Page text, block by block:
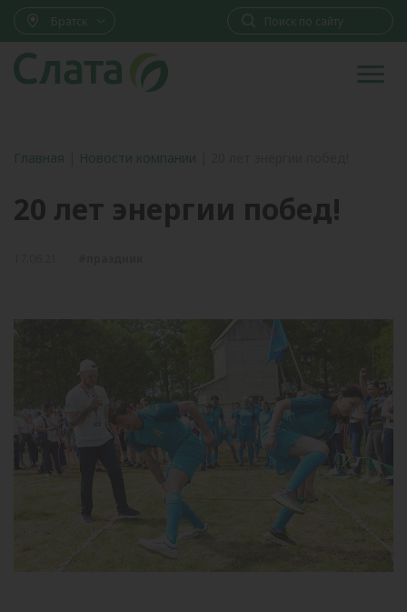
Братск
Главная Новости компании
20 лет энергии побед!